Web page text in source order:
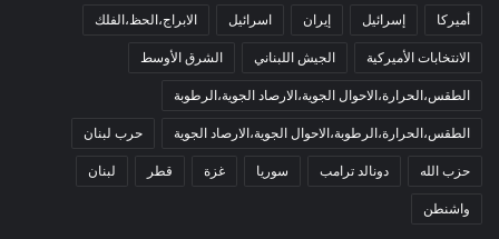
أميركا إسرائيل إيران اسرائيل الابراج،الحظ،الفلك
الانتخابات الأميركية الجيش اللبناني الشرق الأوسط
الطقس،الحرارة،الاحوال الجوية،الارصاد الجوية،الرطوبة
الطقس،الحرارة،الرطوبة،الاحوال الجوية،الارصاد الجوية حرب لبنان
حزب الله دونالد ترامب سوريا غزة قطر لبنان
واشنطن